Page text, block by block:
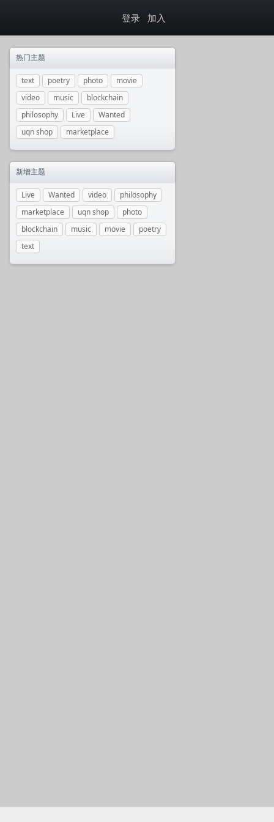
登录 加入
热门主题
text poetry photo
movie
video
music
blockchain
philosophy
Live
Wanted
uqn shop
marketplace
新增主题
Live Wanted video
philosophy
marketplace
uqn shop
photo
blockchain
music movie
poetry
text